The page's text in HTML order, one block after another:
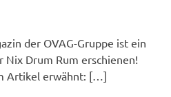
der OVAG-Gruppe ist ein
Drum Rum erschienen!
Artikel erwähnt: […]